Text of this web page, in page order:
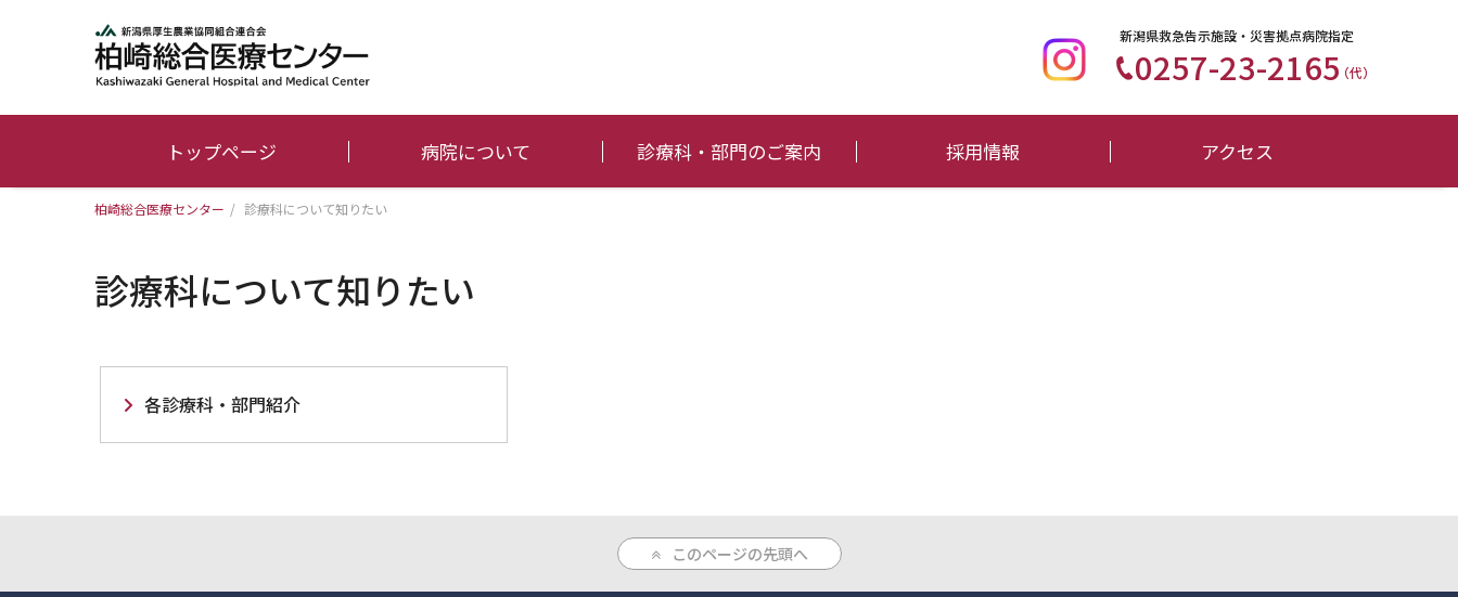
新潟県救急告示施設・災害拠点病院指定
0257-23-2165（代）
トップページ 病院について 診療科・部門のご案内 採用情報 アクセス
柏崎総合医療センター / 診療科について知りたい
診療科について知りたい
各診療科・部門紹介
このページの先頭へ